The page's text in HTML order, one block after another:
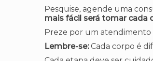
Pesquise, agende uma
mais fácil será tomar cada
Preze por um
Lembre-se:Cada corpo é